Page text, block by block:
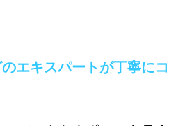
エキスパートが丁寧にコ